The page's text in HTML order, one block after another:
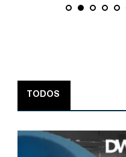
TODOS